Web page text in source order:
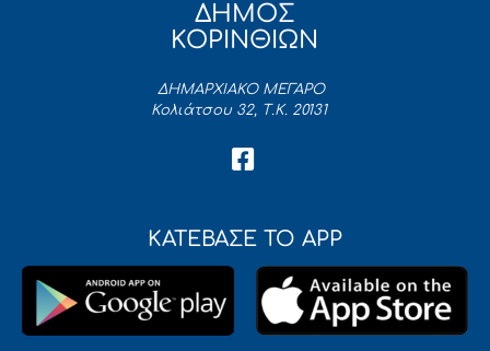
ΔΗΜΟΣ
ΚΟΡΙΝΘΙΩΝ
ΔΗΜΑΡΧΙΑΚΟ ΜΕΓΑΡΟ
Κολιάτσου 32, Τ.Κ. 20131
ΚΑΤΕΒΑΣΕ ΤΟ APP